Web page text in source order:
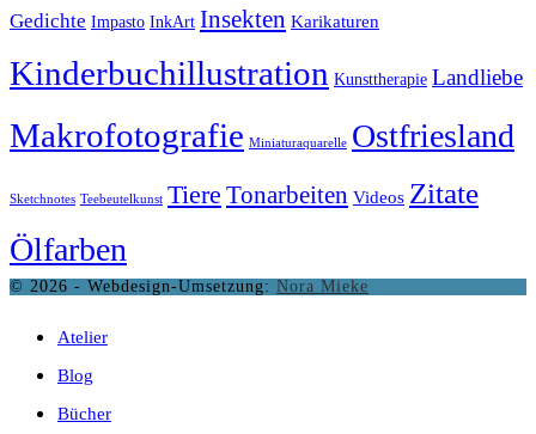
Gedichte Impasto InkArt Insekten Karikaturen
Kinderbuchillustration Kunsttherapie Landliebe
Makrofotografie Miniaturaquarelle Ostfriesland
Sketchnotes Teebeutelkunst Tiere Tonarbeiten Videos Zitate
Ölfarben
© 2026 - Webdesign-Umsetzung: Nora Mieke
Atelier
Blog
Bücher